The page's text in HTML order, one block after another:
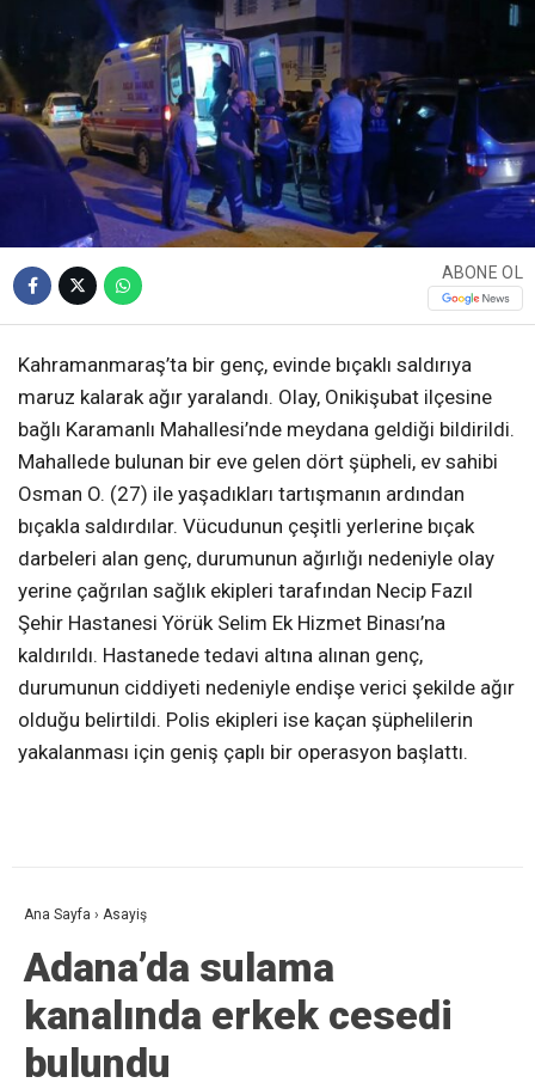
ABONE OL
Kahramanmaraş’ta bir genç, evinde bıçaklı saldırıya
maruz kalarak ağır yaralandı. Olay, Onikişubat ilçesine
bağlı Karamanlı Mahallesi’nde meydana geldiği bildirildi.
Mahallede bulunan bir eve gelen dört şüpheli, ev sahibi
Osman O. (27) ile yaşadıkları tartışmanın ardından
bıçakla saldırdılar. Vücudunun çeşitli yerlerine bıçak
darbeleri alan genç, durumunun ağırlığı nedeniyle olay
yerine çağrılan sağlık ekipleri tarafından Necip Fazıl
Şehir Hastanesi Yörük Selim Ek Hizmet Binası’na
kaldırıldı. Hastanede tedavi altına alınan genç,
durumunun ciddiyeti nedeniyle endişe verici şekilde ağır
olduğu belirtildi. Polis ekipleri ise kaçan şüphelilerin
yakalanması için geniş çaplı bir operasyon başlattı.
Ana Sayfa › Asayiş
Adana’da sulama
kanalında erkek cesedi
bulundu